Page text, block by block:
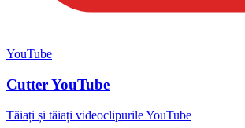
YouTube
Cutter YouTube
Tăiați și tăiați videoclipurile YouTube